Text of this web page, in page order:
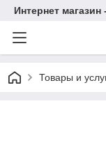
Интернет магазин
Товары и